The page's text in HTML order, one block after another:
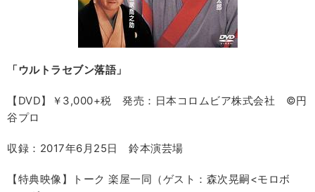
「ウルトラセブン落語」
【DVD】￥3,000+税 発売：日本コロムビア株式会社 ©円
谷プロ
収録：2017年6月25日 鈴本演芸場
【特典映像】トーク 楽屋一同（ゲスト：森次晃嗣<モロボ